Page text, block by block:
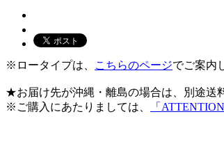
※ロータイプは、 こちらのページでご案内
★お届け先が沖縄・離島の場合は、別途送
※ご購入にあたりましては、
「